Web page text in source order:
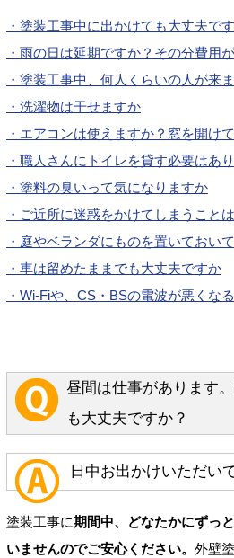
・塗装工事中に出かけても大丈夫で
・雨の日は延期ですか？その分費用
・塗装工事中、何人くらいの人が来
・洗濯物は干せますか
・エアコンは使えますか？窓を開け
・職人さんにトイレを貸す必要はあ
・塗料の臭いって気になりますか
・ご近所に迷惑をかけてしまうこと
・庭やベランダにものを置いておい
・車は留めたままでも大丈夫ですか
・Wi-Fiや、CS・BSの電波が悪くな
昼間は仕事があります
も大丈夫ですか？
日中お出かけいただい
塗装工事に期間中、どなたかにずっ
いませんのでご安心ください。 外壁